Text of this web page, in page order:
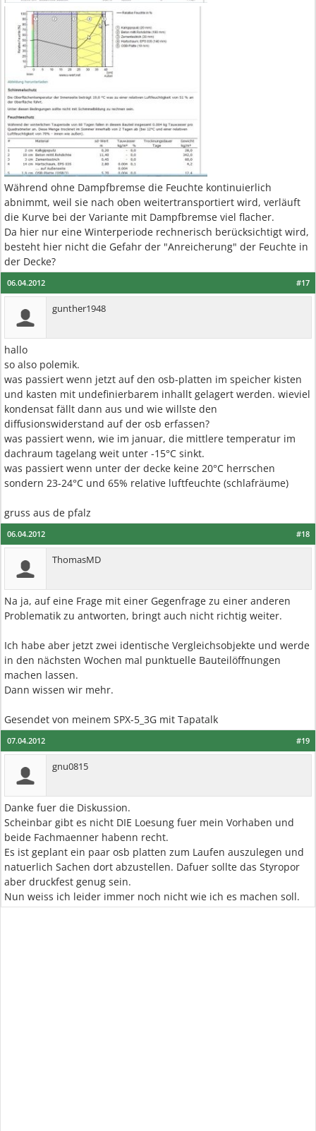
Während ohne Dampfbremse die Feuchte kontinuierlich
abnimmt, weil sie nach oben weitertransportiert wird, verläuft
die Kurve bei der Variante mit Dampfbremse viel flacher.
Da hier nur eine Winterperiode rechnerisch berücksichtigt wird,
besteht hier nicht die Gefahr der "Anreicherung" der Feuchte in
der Decke?
#17
06.04.2012
gunther1948
hallo
so also polemik.
was passiert wenn jetzt auf den osb-platten im speicher kisten
und kasten mit undefinierbarem inhallt gelagert werden. wieviel
kondensat fällt dann aus und wie willste den
diffusionswiderstand auf der osb erfassen?
was passiert wenn, wie im januar, die mittlere temperatur im
dachraum tagelang weit unter -15°C sinkt.
was passiert wenn unter der decke keine 20°C herrschen
sondern 23-24°C und 65% relative luftfeuchte (schlafräume)
gruss aus de pfalz
#18
06.04.2012
ThomasMD
Na ja, auf eine Frage mit einer Gegenfrage zu einer anderen
Problematik zu antworten, bringt auch nicht richtig weiter.
Ich habe aber jetzt zwei identische Vergleichsobjekte und werde
in den nächsten Wochen mal punktuelle Bauteilöffnungen
machen lassen.
Dann wissen wir mehr.
Gesendet von meinem SPX-5_3G mit Tapatalk
#19
07.04.2012
gnu0815
Danke fuer die Diskussion.
Scheinbar gibt es nicht DIE Loesung fuer mein Vorhaben und
beide Fachmaenner habenn recht.
Es ist geplant ein paar osb platten zum Laufen auszulegen und
natuerlich Sachen dort abzustellen. Dafuer sollte das Styropor
aber druckfest genug sein.
Nun weiss ich leider immer noch nicht wie ich es machen soll.